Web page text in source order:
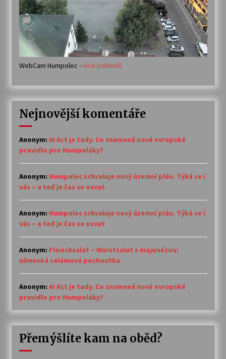
WebCam Humpolec -více pohledů
Nejnovější komentáře
Anonym: AI Act je tady. Co znamená nové evropské
pravidlo pro Humpoláky?
Anonym: Humpolec schvaluje nový územní plán. Týká se i
vás – a teď je čas se ozvat
Anonym: Humpolec schvaluje nový územní plán. Týká se i
vás – a teď je čas se ozvat
Anonym: Fleischsalat – Wurstsalat s majonézou:
německá salámová pochoutka
Anonym: AI Act je tady. Co znamená nové evropské
pravidlo pro Humpoláky?
Přemýšlíte kam na oběd?